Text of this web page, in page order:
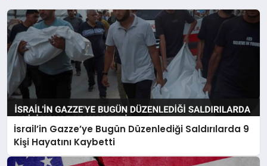
İsrail’in Gazze’ye Bugün Düzenlediği Saldırılarda 9
Kişi Hayatını Kaybetti